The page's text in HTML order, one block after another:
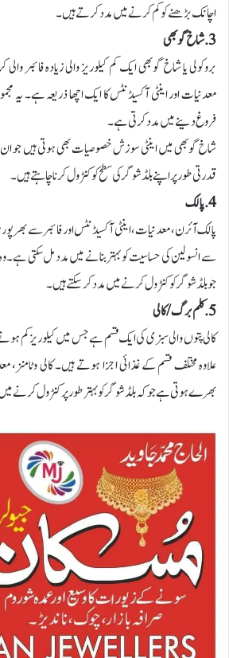
اچانک بڑھنے کو کم کرنے میں مدد کرتے ہیں۔
3.شاخ گوبھی
بروکولی یا شاخ گوبھی ایک کم کیلوریز والی زیادہ فائبر
معدنیات اور اینٹی آکسیڈنٹس کا ایک اچھا ذریعہ ہے۔ یہ
فروغ دینے میں مدد کرتی ہے۔
شاخ گوبھی میں اینٹی سوزش خصوصیات بھی ہوتی ہیں جو
قدرتی طور پر اپنے بلڈ شوگر کی سطح کو کنٹرول کرنا چاہتے ہیں۔
4. پالک
پالک آئرن، معدنیات، اینٹی آکسیڈنٹس اور فائبر سے
سے انسولین کی حساسیت کو بہتر بنانے میں مدد مل سکتی ہے۔ وہ
جو بلڈ شوگر کو کنٹرول کرنے میں مدد کر سکتے ہیں۔
5. کلم برگ /کالی
کالی پتوں والی سبزی کی ایک قسم ہے جس میں کیلوریز کم
علاوہ مختلف قسم کے غذائی اجزا ہوتے ہیں۔ کالی وٹامنز،
بھرے ہوتی ہے جو کہ بلڈ شوگر کو بہتر طور پر کنٹرول کرنے